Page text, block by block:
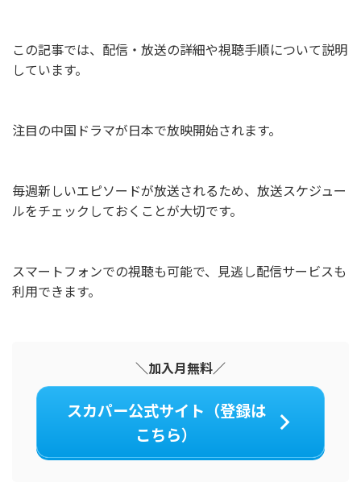
この記事では、配信・放送の詳細や視聴手順について説明
しています。
注目の中国ドラマが日本で放映開始されます。
毎週新しいエピソードが放送されるため、放送スケジュー
ルをチェックしておくことが大切です。
スマートフォンでの視聴も可能で、見逃し配信サービスも
利用できます。
＼加入月無料／
スカパー公式サイト（登録は
こちら）